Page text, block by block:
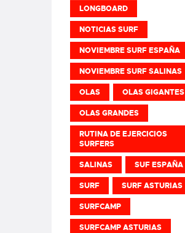
LONGBOARD
NOTICIAS SURF
NOVIEMBRE SURF ESPAÑA
NOVIEMBRE SURF SALINAS
OLAS OLAS GIGANTES
OLAS GRANDES
RUTINA DE EJERCICIOS
SURFERS
SALINAS SUF ESPAÑA
SURF SURF ASTURIAS
SURFCAMP
SURFCAMP ASTURIAS